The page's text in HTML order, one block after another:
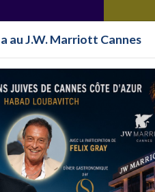
Toutes les surveillances
au J.W. Marriott Cannes